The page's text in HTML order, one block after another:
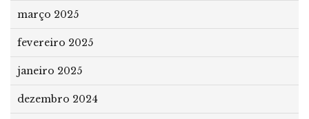
março 2025
fevereiro 2025
janeiro 2025
dezembro 2024